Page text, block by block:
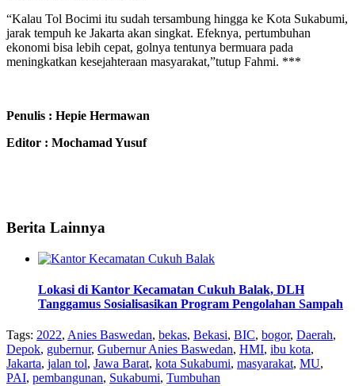
“Kalau Tol Bocimi itu sudah tersambung hingga ke Kota Sukabumi,
jarak tempuh ke Jakarta akan singkat. Efeknya, pertumbuhan
ekonomi bisa lebih cepat, golnya tentunya bermuara pada
meningkatkan kesejahteraan masyarakat,”tutup Fahmi. ***
Penulis : Hepie Hermawan
Editor : Mochamad Yusuf
Berita Lainnya
Lokasi di Kantor Kecamatan Cukuh Balak, DLH
Tanggamus Sosialisasikan Program Pengolahan Sampah
Tags: 2022, Anies Baswedan, bekas, Bekasi, BIC, bogor, Daerah,
Depok, gubernur, Gubernur Anies Baswedan, HMI, ibu kota,
Jakarta, jalan tol, Jawa Barat, kota Sukabumi, masyarakat, MU,
PAI, pembangunan, Sukabumi, Tumbuhan